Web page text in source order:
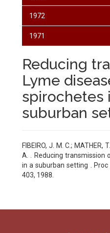
1972
1971
Reducing
Lyme
spirochetes
suburban
FIBEIRO, J. M. C.; MATHER,
A. . Reducing transmission
in a suburban setting . Proc
403, 1988.